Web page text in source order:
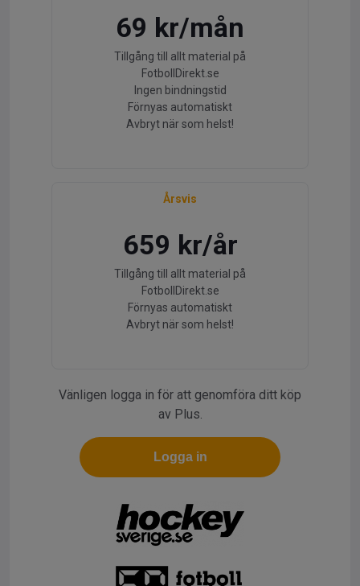
69 kr/mån
Tillgång till allt material på
FotbollDirekt.se
Ingen bindningstid
Förnyas automatiskt
Avbryt när som helst!
Årsvis
659 kr/år
Tillgång till allt material på
FotbollDirekt.se
Förnyas automatiskt
Avbryt när som helst!
Vänligen logga in för att genomföra ditt köp
av Plus.
Logga in